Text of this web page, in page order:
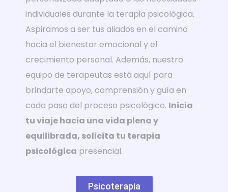
individuales durante la terapia psicológica.
Aspiramos a ser tus aliados en el camino
hacia el bienestar emocional y el
crecimiento personal. Además, nuestro
equipo de terapeutas está aquí para
brindarte apoyo, comprensión y guía en
cada paso del proceso psicológico. Inicia
tu viaje hacia una vida plena y
equilibrada, solicita tu terapia
psicológica presencial.
Psicoterapia